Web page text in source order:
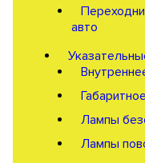
авто
Лампы
Лампы